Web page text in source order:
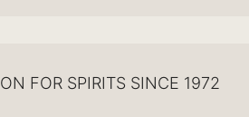
FOR SPIRITS SINCE 1972